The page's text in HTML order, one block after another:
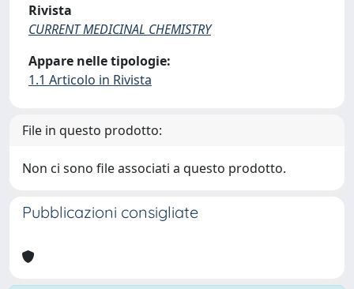
Rivista
CURRENT MEDICINAL CHEMISTRY
Appare nelle tipologie:
1.1 Articolo in Rivista
File in questo prodotto:
Non ci sono file associati a questo prodotto.
Pubblicazioni consigliate